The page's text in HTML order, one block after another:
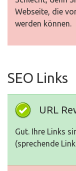
Webseite, die
werden können.
SEO Links
URL
Gut. Ihre Links
(sprechende